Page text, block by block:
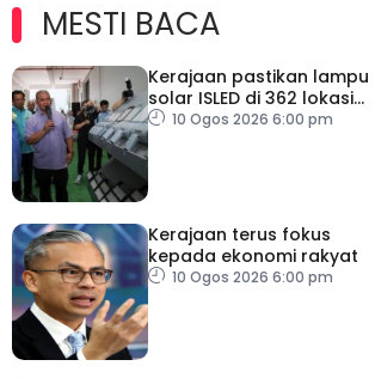
MESTI BACA
Kerajaan pastikan lampu
solar ISLED di 362 lokasi
berkualiti, selamat
10 Ogos 2026 6:00 pm
Kerajaan terus fokus
kepada ekonomi rakyat
10 Ogos 2026 6:00 pm